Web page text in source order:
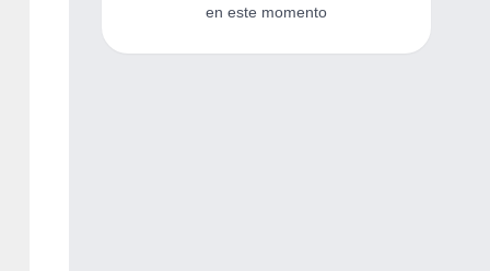
en este momento